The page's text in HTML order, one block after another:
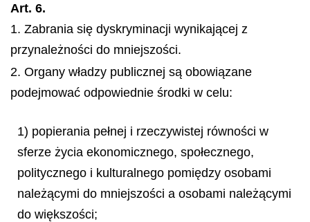
Art. 6.
1. Zabrania się dyskryminacji wynikającej z
przynależności do mniejszości.
2. Organy władzy publicznej są obowiązane
podejmować odpowiednie środki w celu:
1) popierania pełnej i rzeczywistej równości w
sferze życia ekonomicznego, społecznego,
politycznego i kulturalnego pomiędzy osobami
należącymi do mniejszości a osobami należącymi
do większości;